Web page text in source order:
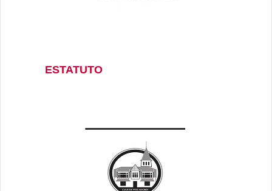
ESTATUTO